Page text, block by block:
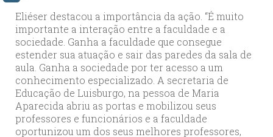
Eliéser destacou a importância da ação. “É muito
importante a interação entre a faculdade e a
sociedade. Ganha a faculdade que consegue
estender sua atuação e sair das paredes da sala de
aula. Ganha a sociedade por ter acesso a um
conhecimento especializado. A secretaria de
Educação de Luisburgo, na pessoa de Maria
Aparecida abriu as portas e mobilizou seus
professores e funcionários e a faculdade
oportunizou um dos seus melhores professores,